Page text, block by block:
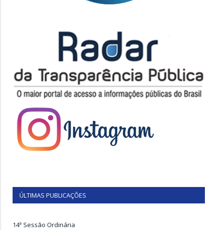
ÚLTIMAS PUBLICAÇÕES
14ª Sessão Ordinária